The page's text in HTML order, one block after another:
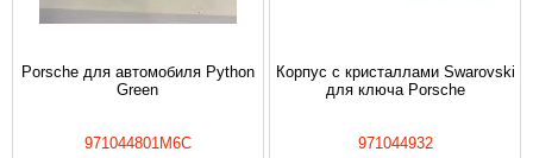
Porsche для автомобиля Python
Green
971044801M6C
Корпус с кристаллами Swarovski
для ключа Porsche
971044932